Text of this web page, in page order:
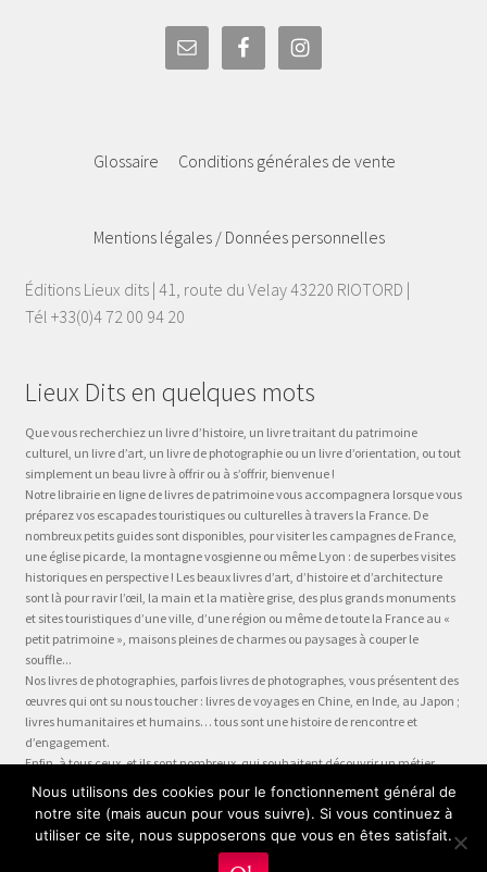
Glossaire Conditions générales de vente
Mentions légales / Données personnelles
Éditions Lieux dits | 41, route du Velay 43220 RIOTORD |
Tél +33(0)4 72 00 94 20
Lieux Dits en quelques mots
Que vous recherchiez un livre d’histoire, un livre traitant du patrimoine
culturel, un livre d’art, un livre de photographie ou un livre d’orientation, ou tout
simplement un beau livre à offrir ou à s’offrir, bienvenue !
Notre librairie en ligne de livres de patrimoine vous accompagnera lorsque vous
préparez vos escapades touristiques ou culturelles à travers la France. De
nombreux petits guides sont disponibles, pour visiter les campagnes de France,
une église picarde, la montagne vosgienne ou même Lyon : de superbes visites
historiques en perspective ! Les beaux livres d’art, d’histoire et d’architecture
sont là pour ravir l’œil, la main et la matière grise, des plus grands monuments
et sites touristiques d’une ville, d’une région ou même de toute la France au «
petit patrimoine », maisons pleines de charmes ou paysages à couper le
souffle...
Nos livres de photographies, parfois livres de photographes, vous présentent des
œuvres qui ont su nous toucher : livres de voyages en Chine, en Inde, au Japon ;
livres humanitaires et humains… tous sont une histoire de rencontre et
d’engagement.
Enfin, à tous ceux, et ils sont nombreux, qui souhaitent découvrir un métier,
préparer leur formation ou choisir leur orientation, à la question « quel métier ?
» nous dédions la collection Être, véritable panorama du monde du travail, plus
qu’un guide des métiers, plus qu’une fiche métier… un test métier, un « stage
en entreprise dans votre fauteuil » !
Nous utilisons des cookies pour le fonctionnement général de
notre site (mais aucun pour vous suivre). Si vous continuez à
utiliser ce site, nous supposerons que vous en êtes satisfait.